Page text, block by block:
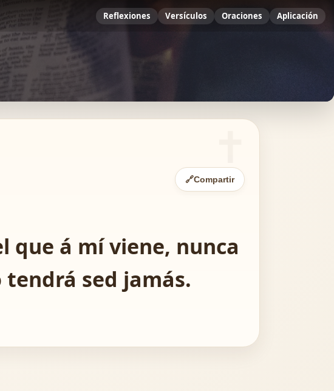
Reflexiones Versículos Oraciones Aplicación
🔗Compartir
que á mí viene, nunca
sed jamás.